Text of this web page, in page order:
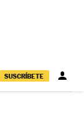
SUSCRÍBETE